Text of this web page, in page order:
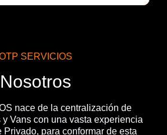
SERVICIOS
Nosotros
nace de la centralización de
Vans con una vasta experiencia
Privado, para conformar de esta